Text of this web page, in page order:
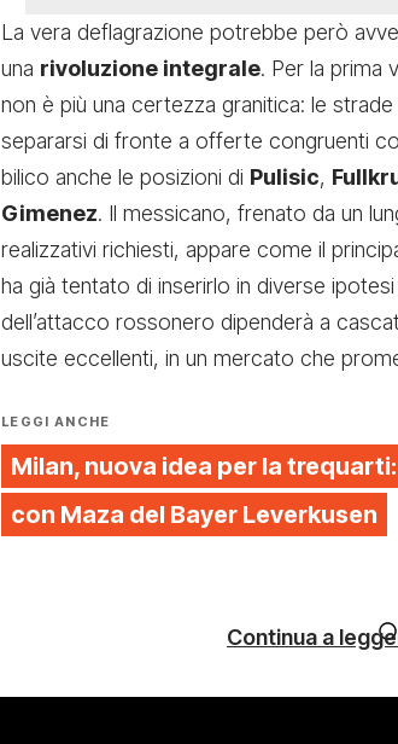
La vera deflagrazione potrebbe però
una rivoluzione integrale. Per la prima
non è più una certezza granitica: le
separarsi di fronte a offerte congruenti
bilico anche le posizioni di Pulisic,
Gimenez. Il messicano, frenato da un
realizzativi richiesti, appare come il
ha già tentato di inserirlo in diverse ipotesi
dell’attacco rossonero dipenderà a
uscite eccellenti, in un mercato che
LEGGI ANCHE
Milan, nuova idea per la
con Maza del Bayer Leverkusen
Continua a